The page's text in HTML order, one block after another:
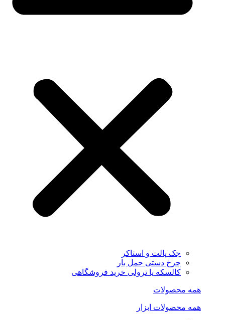
جک پالت و استاکر
چرخ دستی حمل بار
کالسکه یا ترولی خرید فروشگاهی
همه محصولات
همه محصولات ابزار